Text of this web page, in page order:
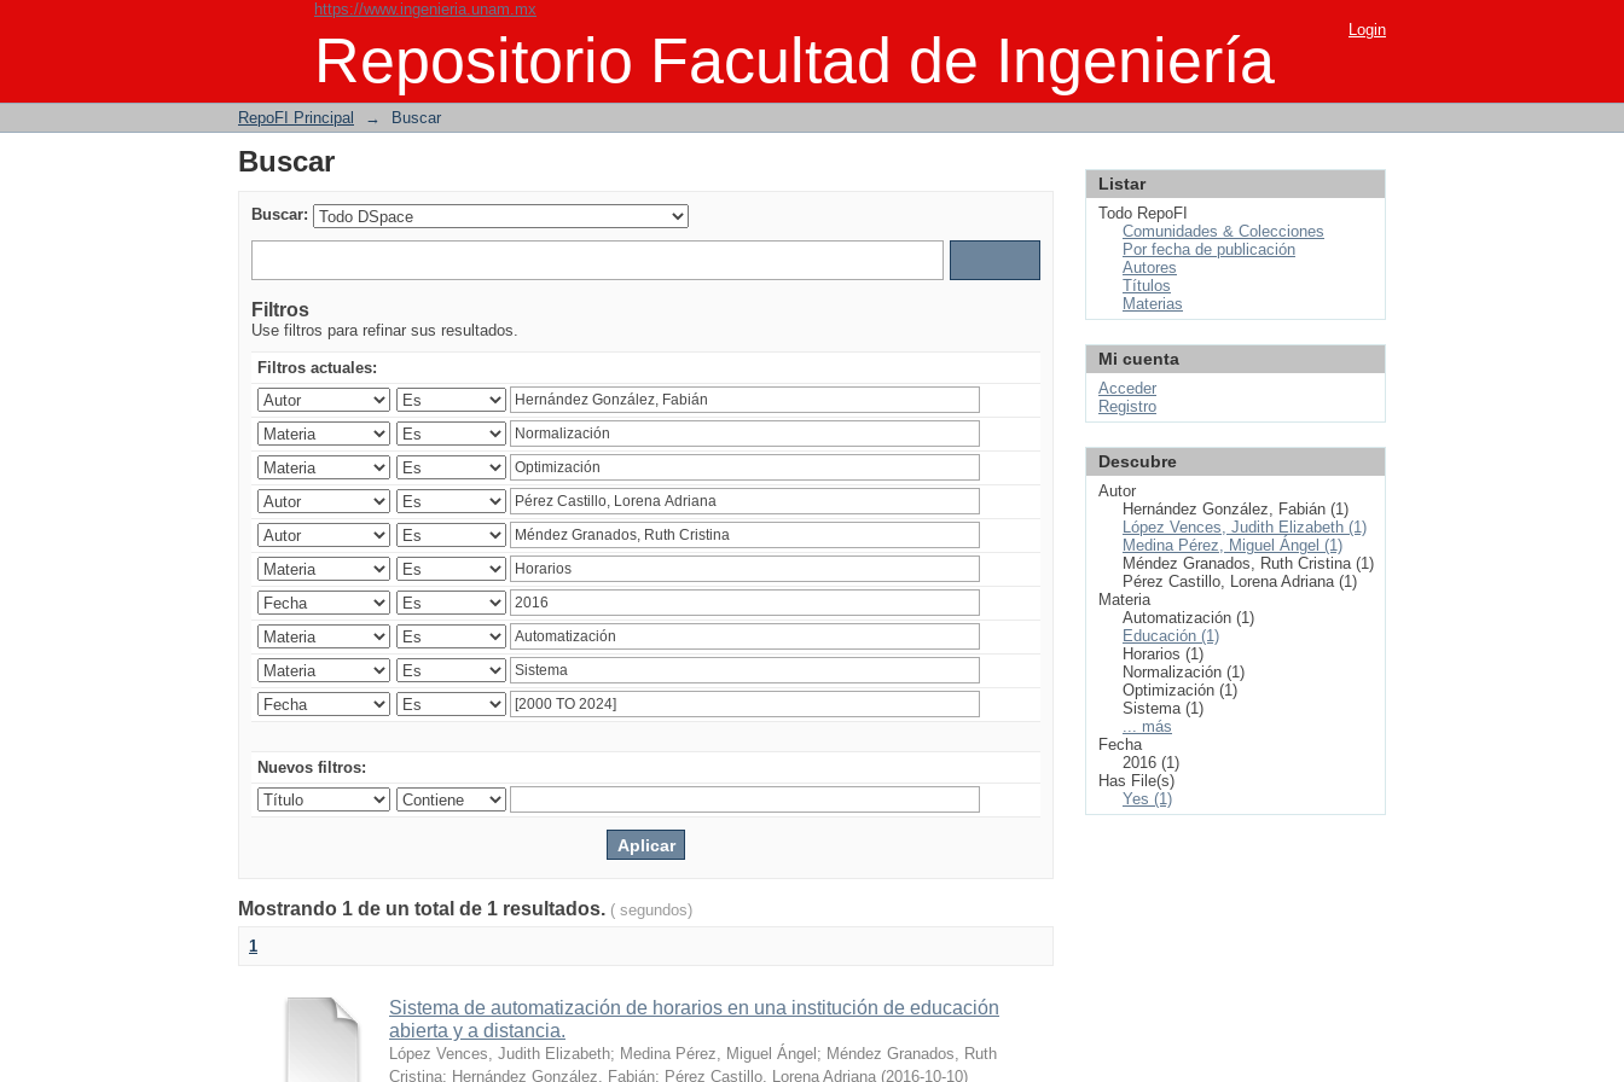
https://www.ingenieria.unam.mx
Repositorio Facultad de Ingeniería
Buscar Login
RepoFI Principal → Buscar
Buscar
Buscar:
Filtros
Use filtros para refinar sus resultados.
Filtros actuales:
Nuevos filtros:
Mostrando 1 de un total de 1 resultados. ( segundos)
1
Sistema de automatización de horarios en una institución de educación
abierta y a distancia.
López Vences, Judith Elizabeth; Medina Pérez, Miguel Ángel ; Méndez Granados, Ruth
Cristina; Hernández González, Fabián; Pérez Castillo, Lorena Adriana (2016-10-10)
Listar
Todo RepoFI
Comunidades & Colecciones
Por fecha de publicación
Autores
Títulos
Materias
Mi cuenta
Acceder
Registro
Descubre
Autor
Hernández González, Fabián (1)
López Vences, Judith Elizabeth (1)
Medina Pérez, Miguel Ángel (1)
Méndez Granados, Ruth Cristina (1)
Pérez Castillo, Lorena Adriana (1)
Materia
Automatización (1)
Educación (1)
Horarios (1)
Normalización (1)
Optimización (1)
Sistema (1)
... más
Fecha
2016 (1)
Has File(s)
Yes (1)